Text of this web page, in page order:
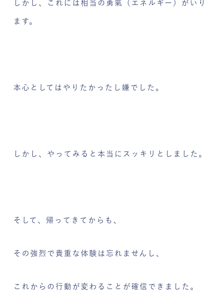
しかし、これには相当の勇氣（エネルギー）がいり
ます。
本心としてはやりたかったし嫌でした。
しかし、やってみると本当にスッキリとしました。
そして、帰ってきてからも、
その強烈で貴重な体験は忘れませんし、
これからの行動が変わることが確信できました。